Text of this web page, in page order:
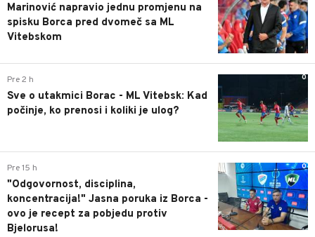
Marinović napravio jednu promjenu na
spisku Borca pred dvomeč sa ML
Vitebskom
0
Pre 2 h
Sve o utakmici Borac - ML Vitebsk: Kad
počinje, ko prenosi i koliki je ulog?
0
Pre 15 h
"Odgovornost, disciplina,
koncentracija!" Jasna poruka iz Borca -
ovo je recept za pobjedu protiv
Bjelorusa!